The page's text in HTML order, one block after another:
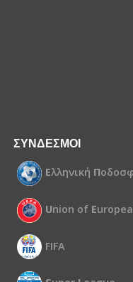
ΣΥΝΔΕΣΜΟΙ
Ελληνική Π
Union of E
FIFA